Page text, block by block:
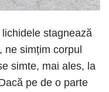
stagnează
, ne simțim corpul
simte, mai ales, la
pe de o parte